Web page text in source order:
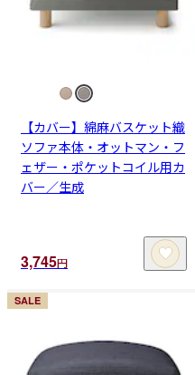
【カバー】綿麻バスケット織
ソファ本体・オットマン・フ
ェザー・ポケットコイル用カ
バー／生成
3,745円
SALE